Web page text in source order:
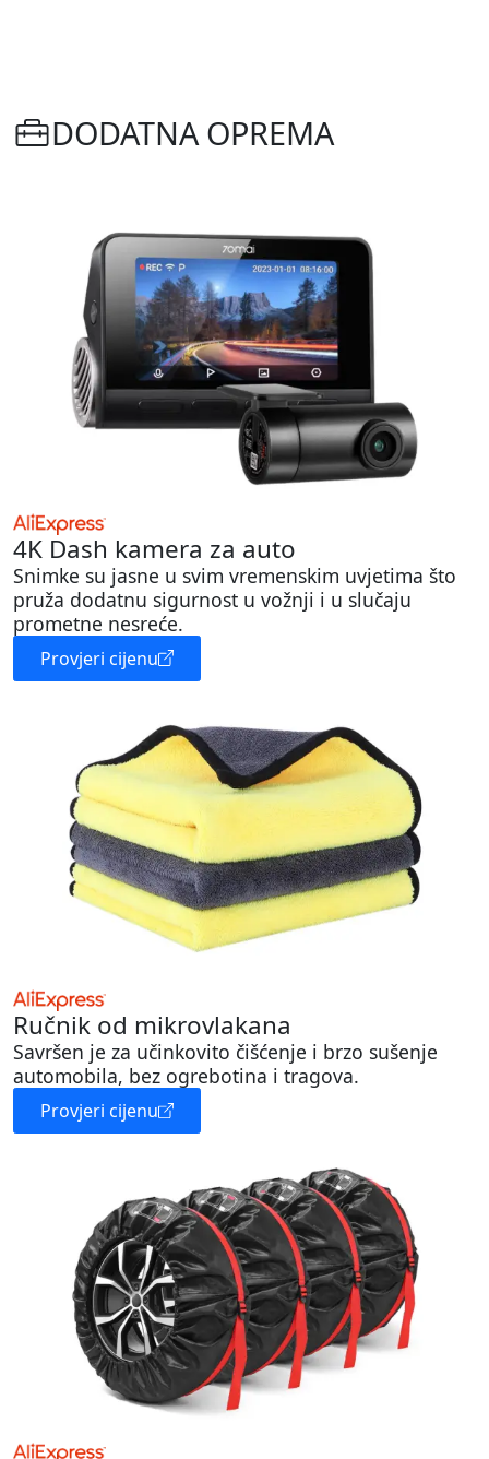
DODATNA OPREMA
4K Dash kamera za auto
Snimke su jasne u svim vremenskim uvjetima što
pruža dodatnu sigurnost u vožnji i u slučaju
prometne nesreće.
Provjeri cijenu
Ručnik od mikrovlakana
Savršen je za učinkovito čišćenje i brzo sušenje
automobila, bez ogrebotina i tragova.
Provjeri cijenu